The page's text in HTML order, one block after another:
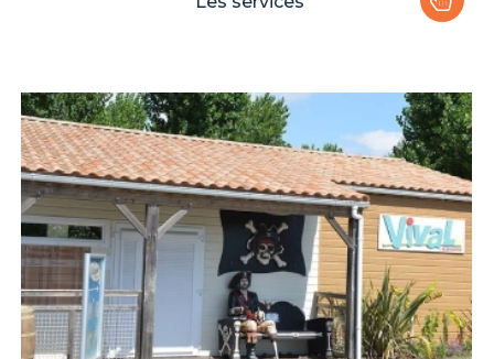
Plaisirs de l'eau
Les activités
Les infos pratiques